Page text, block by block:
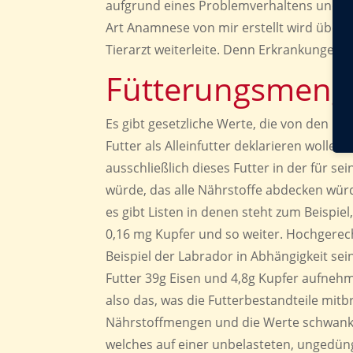
aufgrund eines Problemverhaltens und
Art Anamnese von mir erstellt wird über
Tierarzt weiterleite. Denn Erkrankungen
Es gibt gesetzliche Werte, die von den
Futter als Alleinfutter deklarieren wollen.
ausschließlich dieses Futter in der für
würde, das alle Nährstoffe abdecken
es gibt Listen in denen steht zum
0,16 mg Kupfer und so weiter.
Beispiel der Labrador in Abhängigkeit
Futter 39g Eisen und 4,8g Kupfer
also das, was die Futterbestandteile
Nährstoffmengen und die Werte
welches auf einer unbelasteten,